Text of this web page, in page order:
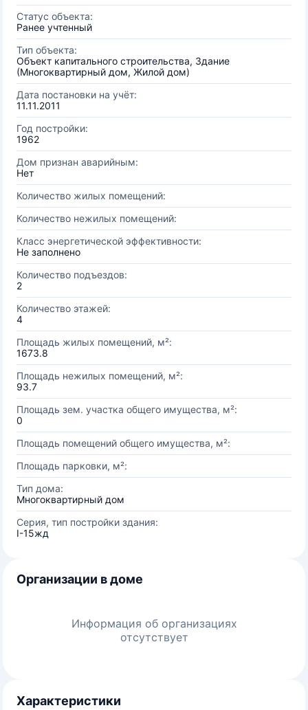
Статус объекта:
Ранее учтенный
Тип объекта:
Объект капитального строительства, Здание
(Многоквартирный дом, Жилой дом)
Дата постановки на учёт:
11.11.2011
Год постройки:
1962
Дом признан аварийным:
Нет
Количество жилых помещений:
Количество нежилых помещений:
Класс энергетической эффективности:
Не заполнено
Количество подъездов:
2
Количество этажей:
4
Площадь жилых помещений, м²:
1673.8
Площадь нежилых помещений, м²:
93.7
Площадь зем. участка общего имущества, м²:
0
Площадь помещений общего имущества, м²:
Площадь парковки, м²:
Тип дома:
Многоквартирный дом
Серия, тип постройки здания:
I-15жд
Организации в доме
Информация об организациях
отсутствует
Характеристики